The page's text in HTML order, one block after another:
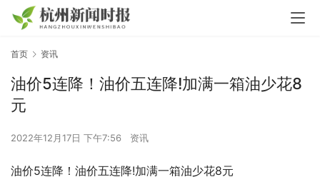
首页 资讯
油价5连降！油价五连降!加满一箱油少花8
元
2022年12月17日 下午7:56 资讯
油价5连降！油价五连降!加满一箱油少花8元